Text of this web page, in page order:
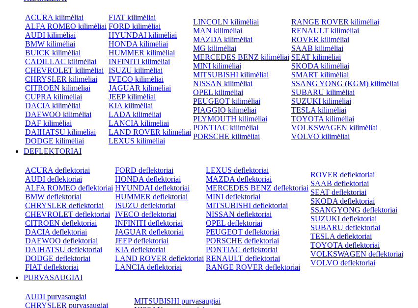
ACURA kilimėliai
ALFA ROMEO kilimėliai
AUDI kilimėliai
BMW kilimėliai
BUICK kilimėliai
CADILLAC kilimėliai
CHEVROLET kilimėliai
CHRYSLER kilimėliai
CITROEN kilimėliai
CUPRA kilimėliai
DACIA kilimėliai
DAEWOO kilimėliai
DAF kilimėliai
DAIHATSU kilimėliai
DODGE kilimėliai
FIAT kilimėliai
FORD kilimėliai
HYUNDAI kilimėliai
HONDA kilimėliai
HUMMER kilimėliai
INFINITI kilimėliai
ISUZU kilimėliai
IVECO kilimėliai
JAGUAR kilimėliai
JEEP kilimėliai
KIA kilimėliai
LADA kilimėliai
LANCIA kilimėliai
LAND ROVER kilimėliai
LEXUS kilimėliai
LINCOLN kilimėliai
MAN kilimėliai
MAZDA kilimėliai
MG kilimėliai
MERCEDES BENZ kilimėliai
MINI kilimėliai
MITSUBISHI kilimėliai
NISSAN kilimėliai
OPEL kilimėliai
PEUGEOT kilimėliai
PIAGGIO kilimėliai
PLYMOUTH kilimėliai
PONTIAC kilimėliai
PORSCHE kilimėliai
RANGE ROVER kilimėliai
RENAULT kilimėliai
ROVER kilimėliai
SAAB kilimėliai
SEAT kilimėliai
SKODA kilimėliai
SMART kilimėliai
SSANG YONG (KGM) kilimėliai
SUBARU kilimėliai
SUZUKI kilimėliai
TESLA kilimėliai
TOYOTA kilimėliai
VOLKSWAGEN kilimėliai
VOLVO kilimėliai
DEFLEKTORIAI
ACURA deflektoriai
AUDI deflektoriai
ALFA ROMEO deflektoriai
BMW deflektoriai
CHRYSLER deflektoriai
CHEVROLET deflektoriai
CITROEN deflektoriai
DACIA deflektoriai
DAEWOO deflektoriai
DAIHATSU deflektoriai
DODGE deflektoriai
FIAT deflektoriai
FORD deflektoriai
HONDA deflektoriai
HYUNDAI deflektoriai
HUMMER deflektoriai
ISUZU deflektoriai
IVECO deflektoriai
INFINITI deflektoriai
JAGUAR deflektoriai
JEEP deflektoriai
KIA deflektoriai
LAND ROVER deflektoriai
LANCIA deflektoriai
LEXUS deflektoriai
MAZDA deflektoriai
MERCEDES BENZ deflektoriai
MINI deflektoriai
MITSUBISHI deflektoriai
NISSAN deflektoriai
OPEL deflektoriai
PEUGEOT deflektoriai
PORSCHE deflektoriai
PONTIAC deflektoriai
RENAULT deflektoriai
RANGE ROVER deflektoriai
ROVER deflektoriai
SAAB deflektoriai
SEAT deflektoriai
SKODA deflektoriai
SSANGYONG deflektoriai
SUZUKI deflektoriai
SUBARU deflektoriai
TESLA deflektoriai
TOYOTA deflektoriai
VOLKSWAGEN deflektoriai
VOLVO deflektoriai
PURVASAUGIAI
AUDI purvasaugiai
CHRYSLER purvasaugiai
MITSUBISHI purvasaugiai